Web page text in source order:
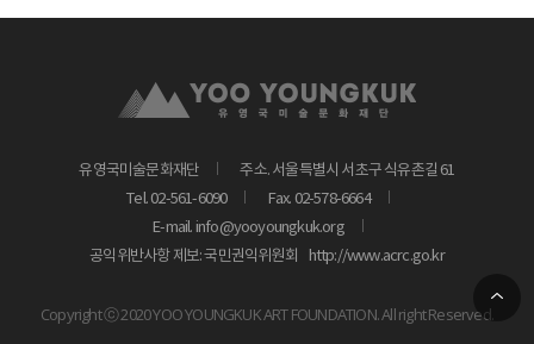
유영국미술문화재단
주소. 서울특별시 서초구 식유촌길 61
Tel. 02-561-6090
Fax. 02-578-6664
E-mail. info@yooyoungkuk.org
공익위반사항 제보: 국민권익위원회
http://www.acrc.go.kr
Copyright ⓒ 2020 YOO YOUNGKUK ART FOUNDATION. All right Reserved.